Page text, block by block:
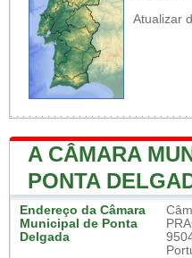
Atualizar
A CÂMARA
PONTA
Endereço da Câmara
Municipal de Ponta
Delgada